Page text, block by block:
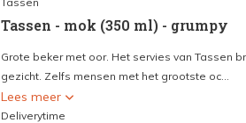
Tassen - mok (350 ml) - grumpy
Grote beker met oor. Het servies van Tassen
gezicht. Zelfs mensen met het grootste oc...
Lees meer
Deliverytime